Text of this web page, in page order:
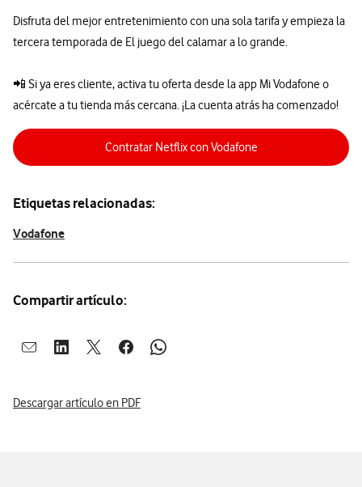
Disfruta del mejor entretenimiento con una sola tarifa y empieza la
tercera temporada de El juego del calamar a lo grande.
📲 Si ya eres cliente, activa tu oferta desde la app Mi Vodafone o
acércate a tu tienda más cercana. ¡La cuenta atrás ha comenzado!
Contratar Netflix con Vodafone
Etiquetas relacionadas:
Vodafone
Compartir artículo:
Abrir ventana para compartir en mail
Abrir ventana para compartir en linkedin
Abrir ventana para compartir en twitter
Abrir ventana para compartir en facebook
Abrir ventana para compartir en
Descargar artículo en PDF